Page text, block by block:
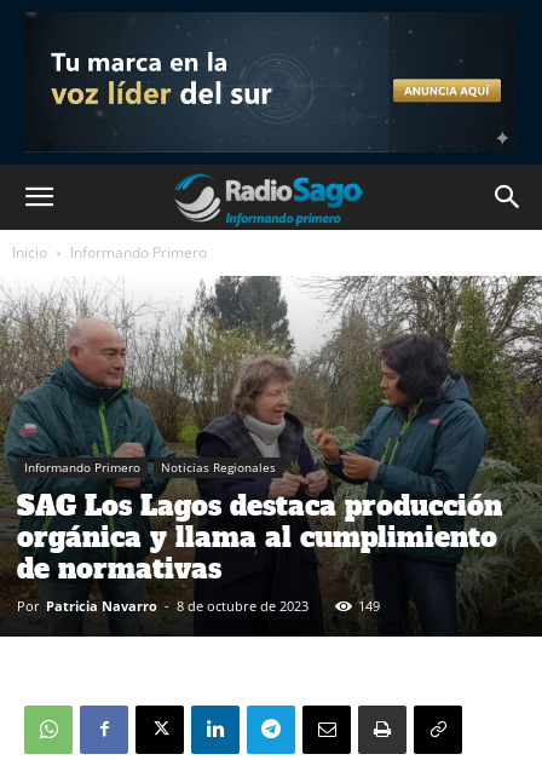
Inicio Informando Primero
Informando Primero Noticias Regionales
SAG Los Lagos destaca producción
orgánica y llama al cumplimiento
de normativas
Por Patricia Navarro - 8 de octubre de 2023 149